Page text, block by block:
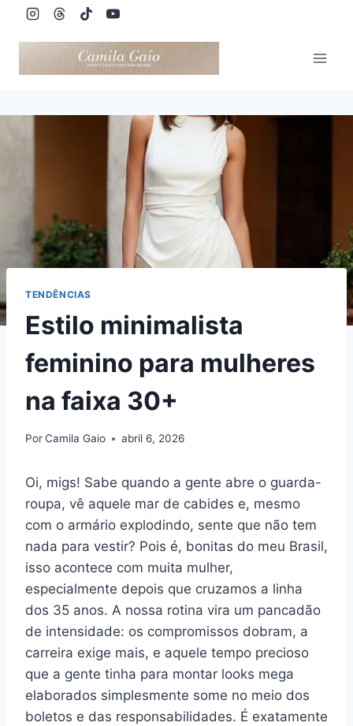
Pular
Conteúdo
TENDÊNCIAS
Estilo minimalista
feminino para mulheres
na faixa 30+
PorCamila Gaio abril 6, 2026
Oi, migs! Sabe quando a gente abre o guarda-
roupa, vê aquele mar de cabides e, mesmo
com o armário explodindo, sente que não tem
nada para vestir? Pois é, bonitas do meu Brasil,
isso acontece com muita mulher,
especialmente depois que cruzamos a linha
dos 35 anos. A nossa rotina vira um pancadão
de intensidade: os compromissos dobram, a
carreira exige mais, e aquele tempo precioso
que a gente tinha para montar looks mega
elaborados simplesmente some no meio dos
boletos e das responsabilidades. É exatamente